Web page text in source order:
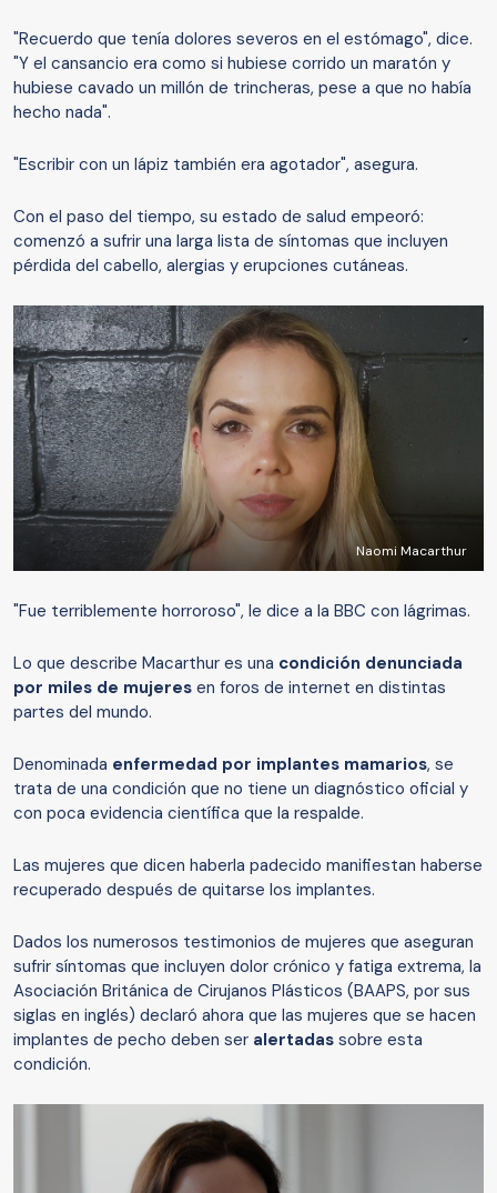
"Recuerdo que tenía dolores severos en el estómago", dice.
"Y el cansancio era como si hubiese corrido un maratón y
hubiese cavado un millón de trincheras, pese a que no había
hecho nada".
"Escribir con un lápiz también era agotador", asegura.
Con el paso del tiempo, su estado de salud empeoró:
comenzó a sufrir una larga lista de síntomas que incluyen
pérdida del cabello, alergias y erupciones cutáneas.
Naomi Macarthur
"Fue terriblemente horroroso", le dice a la BBC con lágrimas.
Lo que describe Macarthur es una condición denunciada
por miles de mujeres en foros de internet en distintas
partes del mundo.
Denominada enfermedad por implantes mamarios, se
trata de una condición que no tiene un diagnóstico oficial y
con poca evidencia científica que la respalde.
Las mujeres que dicen haberla padecido manifiestan haberse
recuperado después de quitarse los implantes.
Dados los numerosos testimonios de mujeres que aseguran
sufrir síntomas que incluyen dolor crónico y fatiga extrema, la
Asociación Británica de Cirujanos Plásticos (BAAPS, por sus
siglas en inglés) declaró ahora que las mujeres que se hacen
implantes de pecho deben ser alertadas sobre esta
condición.